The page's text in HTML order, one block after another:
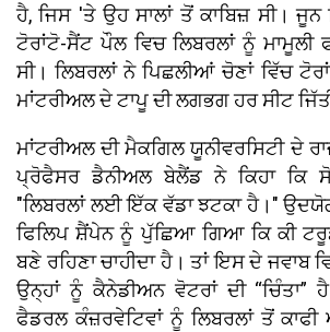
ਹੈ, ਜਿਸ 'ਤੇ ਉਹ ਸਾਲਾਂ ਤੋਂ ਕਾਬਿਜ਼ ਸੀ। ਜੂਨ
ਟੋਰਾਂਟੋ-ਸੈਂਟ ਪੌਲ ਵਿਚ ਲਿਬਰਲਾਂ ਨੂੰ
ਸੀ। ਲਿਬਰਲਾਂ ਨੇ ਪਿਛਲੀਆਂ ਚੋਣਾਂ ਵਿੱਚ
ਮਾਂਟਰੀਅਲ ਦੇ ਟਾਪੂ ਦੀ ਲਗਭਗ ਹਰ ਸੀਟ
ਮਾਂਟਰੀਅਲ ਦੀ ਮੈਕਗਿਲ ਯੂਨੀਵਰਸਿਟੀ ਦੇ
ਪ੍ਰੋਫੈਸਰ ਡੈਨੀਅਲ ਬੇਲੈਂਡ ਨੇ ਕਿਹਾ ਕਿ
"ਲਿਬਰਲਾਂ ਲਈ ਇੱਕ ਵੱਡਾ ਝਟਕਾ ਹੈ।"
ਫਿਲਿਪ ਸ਼ੈਂਪੇਨ ਨੂੰ ਪੁੱਛਿਆ ਗਿਆ ਕਿ ਕੀ
ਬਣੇ ਰਹਿਣਾ ਚਾਹੀਦਾ ਹੈ। ਤਾਂ ਇਸ ਦੇ ਜਵਾਬ
ਉਨ੍ਹਾਂ ਨੂੰ ਕੈਨੇਡੀਅਨ ਵੋਟਰਾਂ ਦੀ
ਫੈਡਰਲ ਕੰਜ਼ਰਵੇਟਿਵਾਂ ਨੂੰ ਲਿਬਰਲਾਂ ਤੋਂ